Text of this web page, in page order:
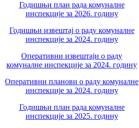
Годишњи план рада комуналне
инспекције за 2026. годину
Годишњи извештај о раду комуналне
инспекције за 2024. годину
Оперативни извештаји о раду
комуналне инспекције за 2024. годину
Оперативни планови о раду комуналне
инспекције за 2024. годину
Годишњи план рада комуналне
инспекције за 2025. годину